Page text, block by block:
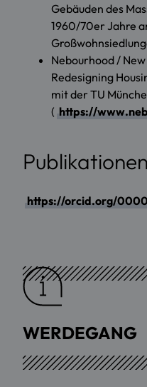
Gebäuden des
1960/70er Jahre
Nebourhood /
Redesigning
mit der TU
( https://
Publikationen
https://orcid.org/
WERDEGANG